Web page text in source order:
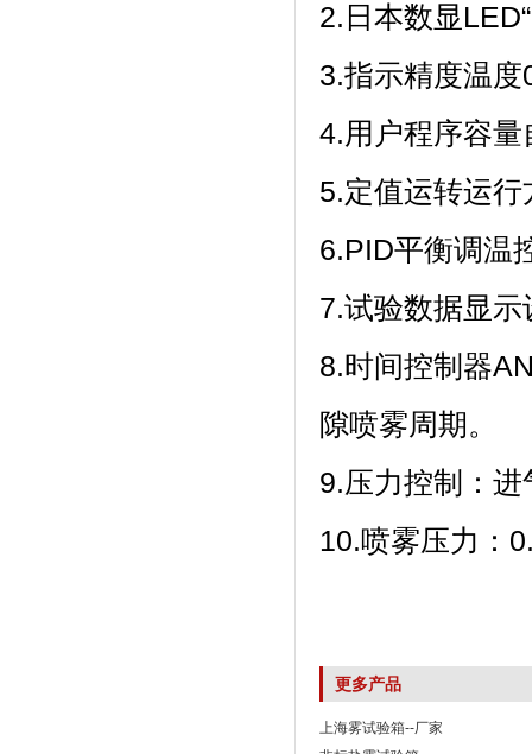
2.日本数显
3.指示精度温度
4.用户程序容量自
5.定值运转运行
6.PID平衡调温
7.试验数据显示设
8.时间控制器
隙喷雾周期。
9.压力控制：
10.喷雾压力
更多产品
上海雾试验箱--厂家